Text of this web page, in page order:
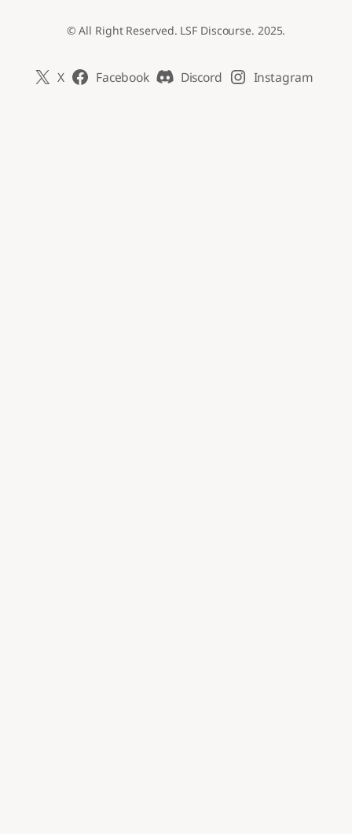
© All Right Reserved. LSF Discourse. 2025.
X Facebook Discord Instagram